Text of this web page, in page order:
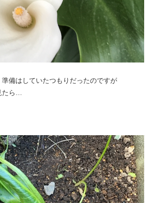
していたつもりだったのですが
ら…